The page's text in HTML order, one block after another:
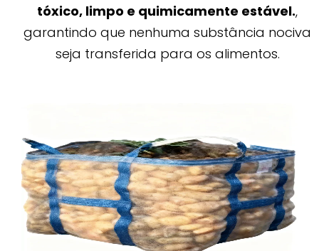
tóxico, limpo e quimicamente estável.,
garantindo que nenhuma substância nociva
seja transferida para os alimentos.